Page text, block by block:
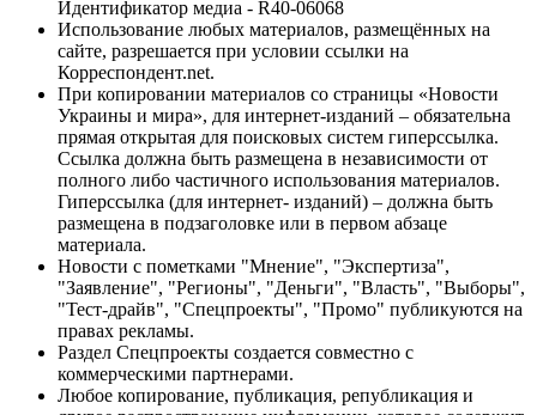
Идентификатор медиа - R40-06068
Использование любых материалов, размещённых на
сайте, разрешается при условии ссылки на
Корреспондент.net.
При копировании материалов со страницы «Новости
Украины и мира», для интернет-изданий – обязательна
прямая открытая для поисковых систем гиперссылка.
Ссылка должна быть размещена в независимости от
полного либо частичного использования материалов.
Гиперссылка (для интернет- изданий) – должна быть
размещена в подзаголовке или в первом абзаце
материала.
Новости с пометками "Мнение", "Экспертиза",
"Заявление", "Регионы", "Деньги", "Власть", "Выборы",
"Тест-драйв", "Спецпроекты", "Промо" публикуются на
правах рекламы.
Раздел Спецпроекты создается совместно с
коммерческими партнерами.
Любое копирование, публикация, републикация и